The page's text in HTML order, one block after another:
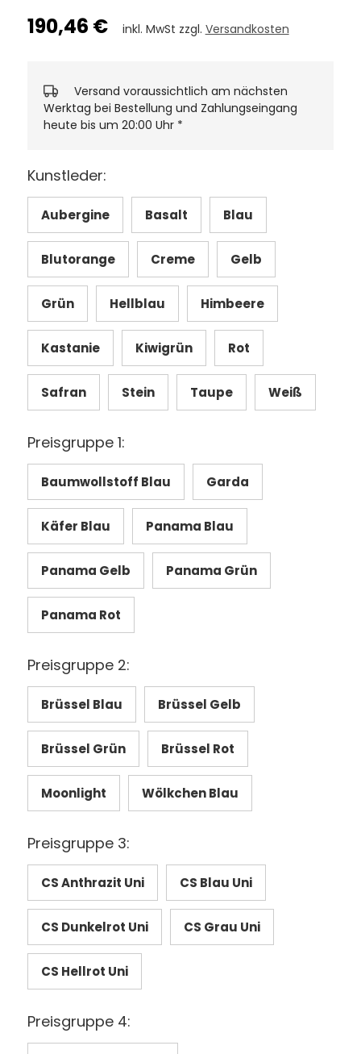
190,46 € inkl. MwSt zzgl. Versandkosten
Versand voraussichtlich am nächsten
Werktag bei Bestellung und Zahlungseingang
heute bis um 20:00 Uhr *
Kunstleder:
Aubergine Basalt Blau
Blutorange Creme Gelb
Grün Hellblau Himbeere
Kastanie Kiwigrün Rot
Safran Stein Taupe Weiß
Preisgruppe 1:
Baumwollstoff Blau Garda
Käfer Blau Panama Blau
Panama Gelb Panama Grün
Panama Rot
Preisgruppe 2:
Brüssel Blau Brüssel Gelb
Brüssel Grün Brüssel Rot
Moonlight Wölkchen Blau
Preisgruppe 3:
CS Anthrazit Uni CS Blau Uni
CS Dunkelrot Uni CS Grau Uni
CS Hellrot Uni
Preisgruppe 4: